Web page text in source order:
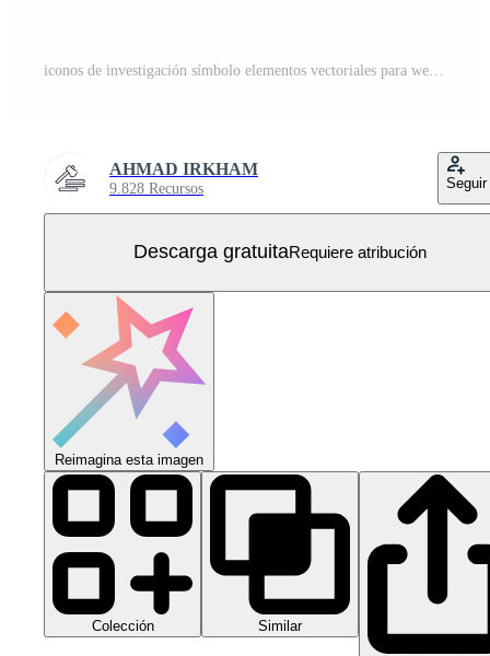
AHMAD IRKHAM
9.828 Recursos Seguir
Descarga gratuitaRequiere atribución
Reimagina esta imagen
Colección Similar